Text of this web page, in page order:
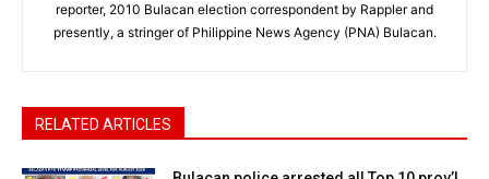
reporter, 2010 Bulacan election correspondent by Rappler and
presently, a stringer of Philippine News Agency (PNA) Bulacan.
RELATED ARTICLES